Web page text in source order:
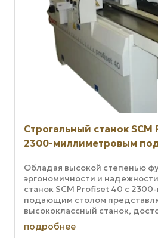
Строгальный станок
2300-миллиметровым
Обладая высокой степенью
эргономичности и
станок SCM Profiset 40 с
подающим столом
высококлассный станок,
профессиональных мастеров.
...
подробнее